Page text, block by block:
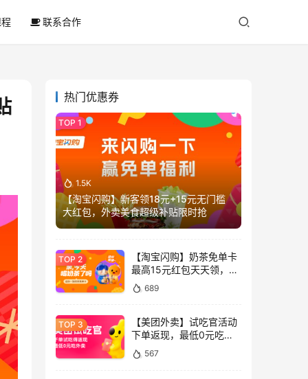
联系合作
热门优惠券
1.5K
【淘宝闪购】新客领18元+15元无门槛
大红包，外卖美食超级补贴限时抢
【淘宝闪购】奶茶免单卡
最高15元红包天天领，喝
奶茶不花钱
689
【美团外卖】试吃官活动
下单返现，最低0元吃外
卖全国限时抢
567